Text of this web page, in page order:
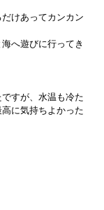
けあってカンカン
へ遊びに行ってき
すが、水温も冷た
に気持ちよかった